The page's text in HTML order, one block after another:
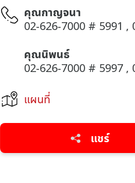
คุณกาญจนา
02-626-7000 # 5991 ,
คุณนิพนธ์
02-626-7000 # 5997 ,
แผนที่
แชร์